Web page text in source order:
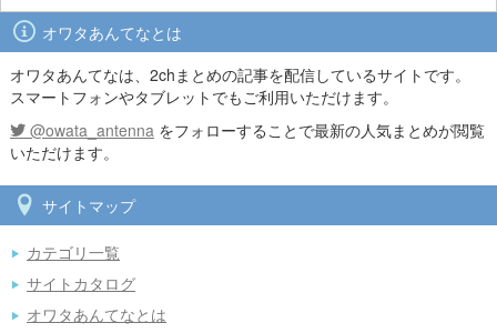
オワタあんてなとは
オワタあんてなは、2chまとめの記事を配信しているサイトです。
スマートフォンやタブレットでもご利用いただけます。
@owata_antenna をフォローすることで最新の人気まとめが閲覧
いただけます。
サイトマップ
カテゴリ一覧
サイトカタログ
オワタあんてなとは